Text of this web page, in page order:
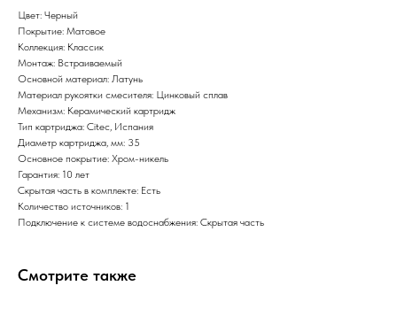
Цвет: Черный
Покрытие: Матовое
Коллекция: Классик
Монтаж: Встраиваемый
Основной материал: Латунь
Материал рукоятки смесителя: Цинковый сплав
Механизм: Керамический картридж
Тип картриджа: Citec, Испания
Диаметр картриджа, мм: 35
Основное покрытие: Хром-никель
Гарантия: 10 лет
Скрытая часть в комплекте: Есть
Количество источников: 1
Подключение к системе водоснабжения: Скрытая часть
Смотрите также